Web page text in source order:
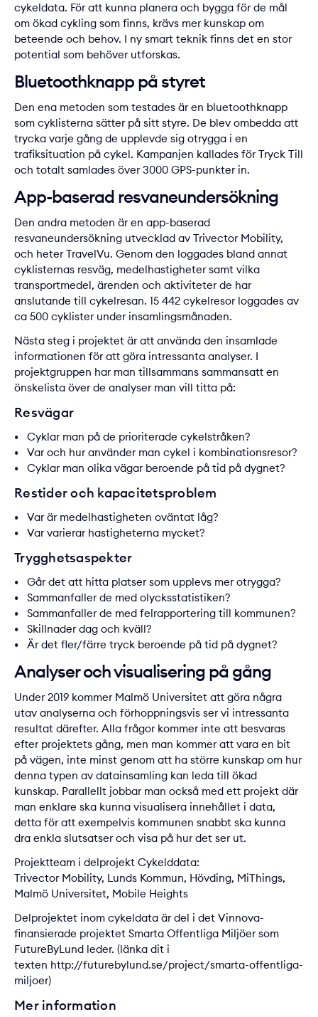
cykeldata. För att kunna planera och bygga för de mål
om ökad cykling som finns, krävs mer kunskap om
beteende och behov. I ny smart teknik finns det en stor
potential som behöver utforskas.
Bluetoothknapp på styret
Den ena metoden som testades är en bluetoothknapp
som cyklisterna sätter på sitt styre. De blev ombedda att
trycka varje gång de upplevde sig otrygga i en
trafiksituation på cykel. Kampanjen kallades för Tryck Till
och totalt samlades över 3000 GPS-punkter in.
App-baserad resvaneundersökning
Den andra metoden är en app-baserad
resvaneundersökning utvecklad av Trivector Mobility,
och heter TravelVu. Genom den loggades bland annat
cyklisternas resväg, medelhastigheter samt vilka
transportmedel, ärenden och aktiviteter de har
anslutande till cykelresan. 15 442 cykelresor loggades av
ca 500 cyklister under insamlingsmånaden.
Nästa steg i projektet är att använda den insamlade
informationen för att göra intressanta analyser. I
projektgruppen har man tillsammans sammansatt en
önskelista över de analyser man vill titta på:
Resvägar
Cyklar man på de prioriterade cykelstråken?
Var och hur använder man cykel i kombinationsresor?
Cyklar man olika vägar beroende på tid på dygnet?
Restider och kapacitetsproblem
Var är medelhastigheten oväntat låg?
Var varierar hastigheterna mycket?
Trygghetsaspekter
Går det att hitta platser som upplevs mer otrygga?
Sammanfaller de med olycksstatistiken?
Sammanfaller de med felrapportering till kommunen?
Skillnader dag och kväll?
Är det fler/färre tryck beroende på tid på dygnet?
Analyser och visualisering på gång
Under 2019 kommer Malmö Universitet att göra några
utav analyserna och förhoppningsvis ser vi intressanta
resultat därefter. Alla frågor kommer inte att besvaras
efter projektets gång, men man kommer att vara en bit
på vägen, inte minst genom att ha större kunskap om hur
denna typen av datainsamling kan leda till ökad
kunskap. Parallellt jobbar man också med ett projekt där
man enklare ska kunna visualisera innehållet i data,
detta för att exempelvis kommunen snabbt ska kunna
dra enkla slutsatser och visa på hur det ser ut.
Projektteam i delprojekt Cykelddata:
Trivector Mobility, Lunds Kommun, Hövding, MiThings,
Malmö Universitet, Mobile Heights
Delprojektet inom cykeldata är del i det Vinnova-
finansierade projektet Smarta Offentliga Miljöer som
FutureByLund leder. (länka dit i
texten http://futurebylund.se/project/smarta-offentliga-
miljoer)
Mer information